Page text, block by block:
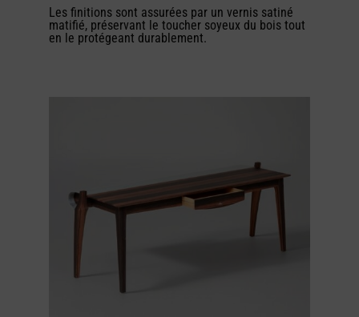
Les finitions sont assurées par un vernis satiné
matifié, préservant le toucher soyeux du bois tout
en le protégeant durablement.